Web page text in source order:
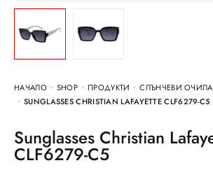
НАЧАЛО SHOP ПРОДУКТИ
СЛЪНЧЕВИ ОЧИЛА
SUNGLASSES CHRISTIAN LAFAYETTE CLF6279-C5
Sunglasses Christian Lafayette
CLF6279-C5